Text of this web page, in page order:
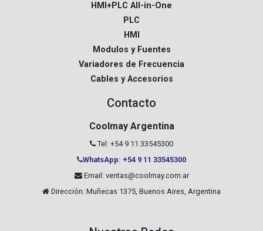
HMI+PLC All-in-One
PLC
HMI
Modulos y Fuentes
Variadores de Frecuencia
Cables y Accesorios
Contacto
Coolmay Argentina
Tel: +54 9 11 33545300
WhatsApp: +54 9 11 33545300
Email: ventas@coolmay.com.ar
Dirección: Muñecas 1375, Buenos Aires, Argentina